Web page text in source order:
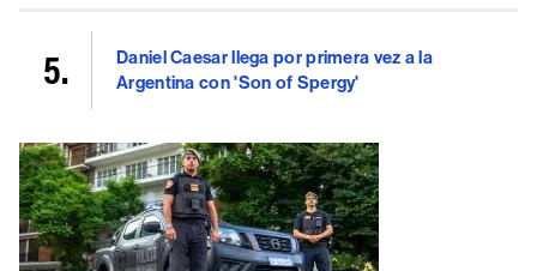
Daniel Caesar llega por primera vez a la
Argentina con 'Son of Spergy'